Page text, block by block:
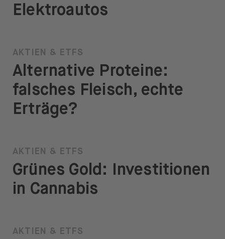
Elektroautos
AKTIEN & ETFS
Alternative Proteine:
falsches Fleisch, echte
Erträge?
AKTIEN & ETFS
Grünes Gold: Investitionen
in Cannabis
AKTIEN & ETFS